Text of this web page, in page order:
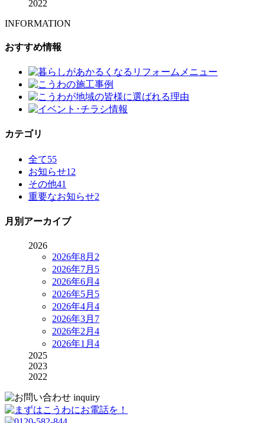
2022
INFORMATION
おすすめ情報
カテゴリ
全て55
お知らせ12
その他41
重要なお知らせ2
月別アーカイブ
2026
2026年8月 2
2026年7月 5
2026年6月 4
2026年5月 5
2026年4月 4
2026年3月 7
2026年2月 4
2026年1月 4
2025
2023
2022